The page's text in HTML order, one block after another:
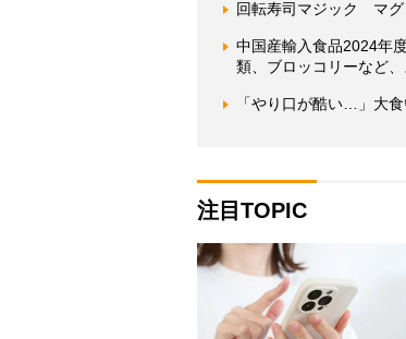
回転寿司マジック マグ
中国産輸入食品2024年
類、ブロッコリーなど
「やり口が酷い…」大
注目TOPIC